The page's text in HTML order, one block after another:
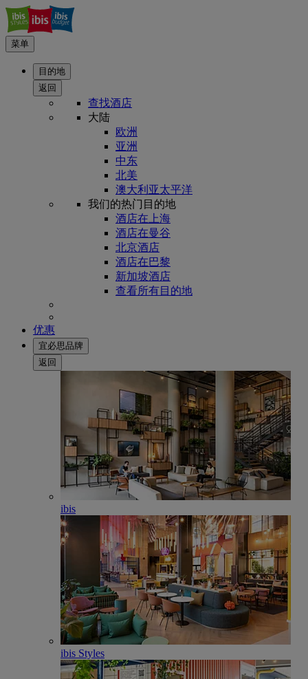
菜单
目的地
返回
查找酒店
大陆
欧洲
亚洲
中东
北美
澳大利亚太平洋
我们的热门目的地
酒店在上海
酒店在曼谷
北京酒店
酒店在巴黎
新加坡酒店
查看所有目的地
优惠
宜必思品牌
返回
ibis
ibis Styles